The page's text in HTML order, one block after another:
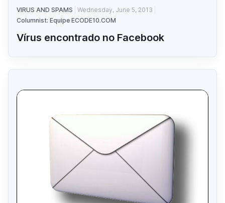
VIRUS AND SPAMS
Wednesday, June 5, 2013
Columnist: Equipe ECODE10.COM
Vírus encontrado no Facebook